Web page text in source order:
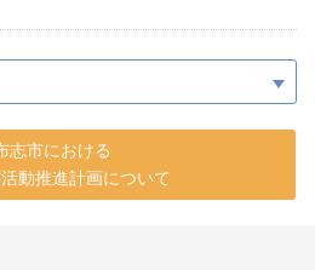
志市における
動推進計画について